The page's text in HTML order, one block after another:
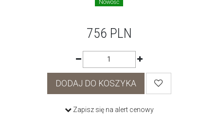
Nowość
756 PLN
DODAJ DO KOSZYKA
Zapisz się na alert cenowy